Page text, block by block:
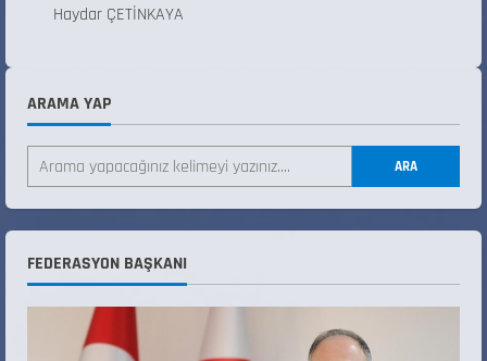
Haydar ÇETİNKAYA
ARAMA YAP
ARA
FEDERASYON BAŞKANI
2
ŞAMPİYONASI
22 Temmuz 2026
3
ŞAMPİYONASI GÖREVLİ LİSTESİ